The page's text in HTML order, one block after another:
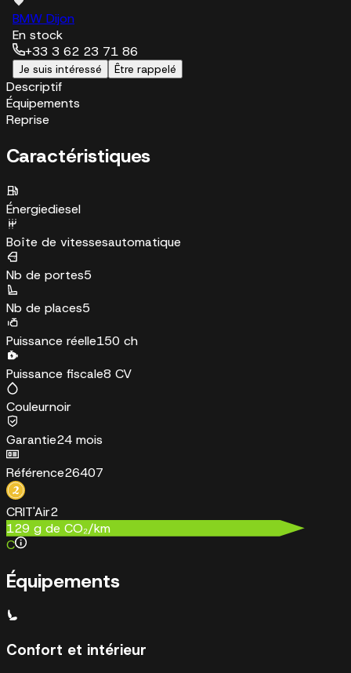
BMW Dijon
En stock
+33 3 62 23 71 86
Je suis intéressé Être rappelé
Descriptif
Équipements
Reprise
Caractéristiques
Énergiediesel
Boîte de vitessesautomatique
Nb de portes5
Nb de places5
Puissance réelle150 ch
Puissance fiscale8 CV
Couleurnoir
Garantie24 mois
Référence26407
CRIT'Air2
129 g de CO₂/km
C
Équipements
Confort et intérieur